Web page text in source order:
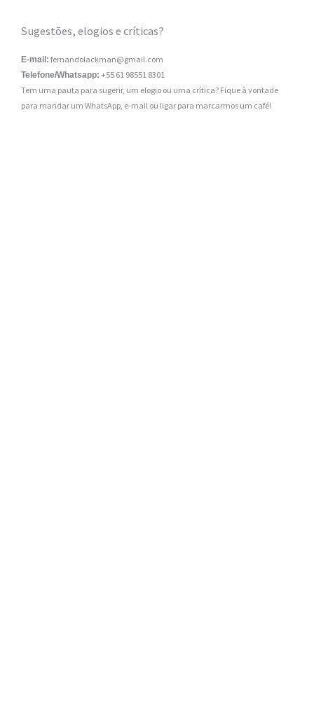
Sugestões, elogios e críticas?
E-mail: fernandolackman@gmail.com
Telefone/Whatsapp: +55 61 98551 8301
Tem uma pauta para sugerir, um elogio ou uma crítica? Fique à vontade
para mandar um WhatsApp, e-mail ou ligar para marcarmos um café!